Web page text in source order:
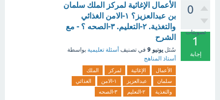
0
تصويتات
1
إجابة
الأعمال الإغاثية لمركز الملك سلمان
بن عبدالعزيز؟ ١-الامن الغذائي
والتغذية. ٢-التعليم. ٣-الصحه ؟ - مع
الشرح
سُئل يونيو 9 في تصنيف أسئلة تعليمية بواسطة
أستاذ المناهج
الأعمال الإغاثية لمركز
الملك
سلمان
عبدالعزيز ١-الامن
الغذائي
والتغذية
٢-التعليم ٣-الصحه